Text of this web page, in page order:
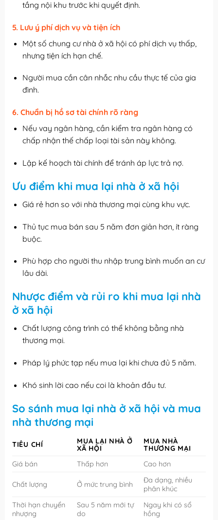
tầng nội khu trước khi quyết định.
5. Lưu ý phí dịch vụ và tiện ích
Một số chung cư nhà ở xã hội có phí dịch vụ thấp,
nhưng tiện ích hạn chế.
Người mua cần cân nhắc nhu cầu thực tế của gia
đình.
6. Chuẩn bị hồ sơ tài chính rõ ràng
Nếu vay ngân hàng, cần kiểm tra ngân hàng có
chấp nhận thế chấp loại tài sản này không.
Lập kế hoạch tài chính để tránh áp lực trả nợ.
Ưu điểm khi mua lại nhà ở xã hội
Giá rẻ hơn so với nhà thương mại cùng khu vực.
Thủ tục mua bán sau 5 năm đơn giản hơn, ít ràng
buộc.
Phù hợp cho người thu nhập trung bình muốn an cư
lâu dài.
Nhược điểm và rủi ro khi mua lại nhà
ở xã hội
Chất lượng công trình có thể không bằng nhà
thương mại.
Pháp lý phức tạp nếu mua lại khi chưa đủ 5 năm.
Khó sinh lời cao nếu coi là khoản đầu tư.
So sánh mua lại nhà ở xã hội và mua
nhà thương mại
TIÊU CHÍ
MUA LẠI NHÀ Ở
XÃ HỘI
MUA NHÀ
THƯƠNG MẠI
Giá bán
Thấp hơn Cao hơn
Chất lượng Ở mức trung bình
Đa dạng, nhiều
phân khúc
Thời hạn chuyển
nhượng
Sau 5 năm mới tự
do
Ngay khi có sổ
hồng